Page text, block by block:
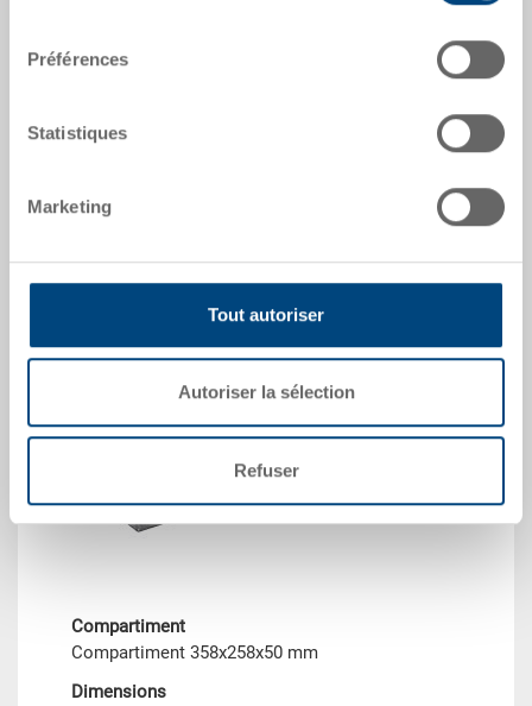
Préférences
Statistiques
Marketing
Tout autoriser
Autoriser la sélection
Refuser
Quantité de commande
Sur demande
CHF 15.15
Compartiment
Compartiment 358x258x50 mm
Dimensions